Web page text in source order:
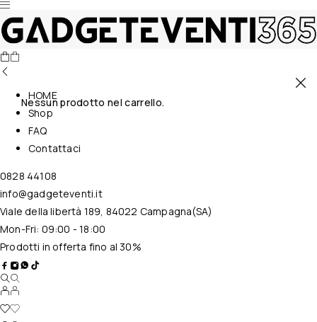
Nessun prodotto nel carrello.
HOME
Shop
FAQ
Contattaci
0828 44108
info@gadgeteventi.it
Viale della libertà 189, 84022 Campagna(SA)
Mon-Fri: 09:00 - 18:00
Prodotti in offerta fino al 30%